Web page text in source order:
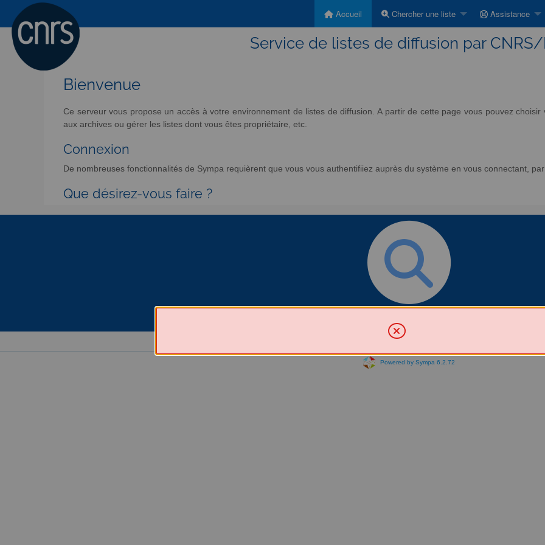
Accueil Chercher une liste Assistance
Service de listes de diffusion par CNRS/
Bienvenue
Ce serveur vous propose un accès à votre environnement de listes de diffusion. A partir de cette page vous pouvez
aux archives ou gérer les listes dont vous êtes propriétaire, etc.
Connexion
De nombreuses fonctionnalités de Sympa requièrent que vous vous authentifiiez auprès du système en vous connectant,
Que désirez-vous faire ?
Powered by Sympa 6.2.72